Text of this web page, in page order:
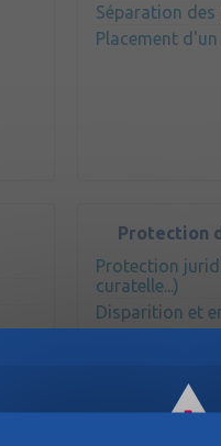
Séparation des
Placement
Protection
Protection
curatelle...)
Disparition et